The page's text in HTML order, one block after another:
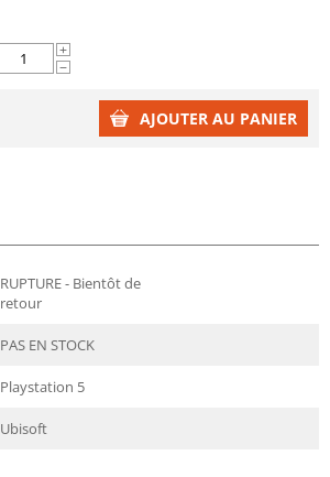
+
−
AJOUTER AU PANIER
RUPTURE - Bientôt de
retour
PAS EN STOCK
Playstation 5
Ubisoft